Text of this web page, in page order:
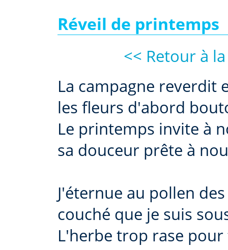
Réveil de printemps
<< Retour à
La campagne reverdit
les fleurs d'abord
Le printemps invite à
sa douceur prête à
J'éternue au pollen
couché que je suis
L'herbe trop rase